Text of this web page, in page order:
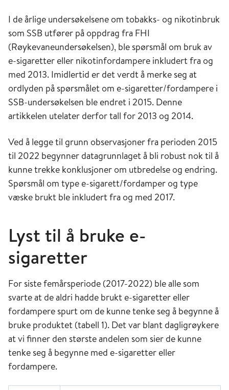
I de årlige undersøkelsene om tobakks- og nikotinbruk
som SSB utfører på oppdrag fra FHI
(Røykevaneundersøkelsen), ble spørsmål om bruk av
e-sigaretter eller nikotinfordampere inkludert fra og
med 2013. Imidlertid er det verdt å merke seg at
ordlyden på spørsmålet om e-sigaretter/fordampere i
SSB-undersøkelsen ble endret i 2015. Denne
artikkelen utelater derfor tall for 2013 og 2014.
Ved å legge til grunn observasjoner fra perioden 2015
til 2022 begynner datagrunnlaget å bli robust nok til å
kunne trekke konklusjoner om utbredelse og endring.
Spørsmål om type e-sigarett/fordamper og type
væske brukt ble inkludert fra og med 2017.
Lyst til å bruke e-
sigaretter
For siste femårsperiode (2017-2022) ble alle som
svarte at de aldri hadde brukt e-sigaretter eller
fordampere spurt om de kunne tenke seg å begynne å
bruke produktet (tabell 1). Det var blant dagligrøykere
at vi finner den største andelen som sier de kunne
tenke seg å begynne med e-sigaretter eller
fordampere.